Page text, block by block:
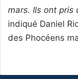
mars. Ils ont pris
indiqué Daniel
des Phocéens